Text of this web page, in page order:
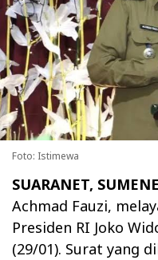
Foto: Istimewa
SUARANET,
Achmad Fauzi,
Presiden RI Joko
(29/01). Surat yang